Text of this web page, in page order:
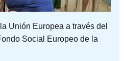
Unión Europea a través del
Social Europeo de la